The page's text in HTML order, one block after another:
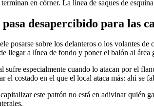
en córner. La línea de saques de
desapercibido para las
posarse sobre los delanteros o los volantes
llegar a línea de fondo y poner el balón al área
sufre especialmente cuando lo atacan por el
el costado en el que el local ataca más: ahí se
este patrón no está en adivinar quién